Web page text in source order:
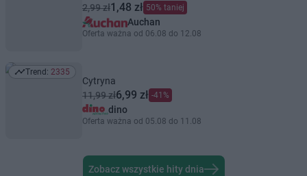
2,99 zł1,48 zł 50% taniej
Auchan
Oferta ważna od 06.08 do 12.08
Trend: 2335
Trend: 2335
Cytryna
11,99 zł6,99 zł -41%
dino
Oferta ważna od 05.08 do 11.08
Zobacz wszystkie hity dnia